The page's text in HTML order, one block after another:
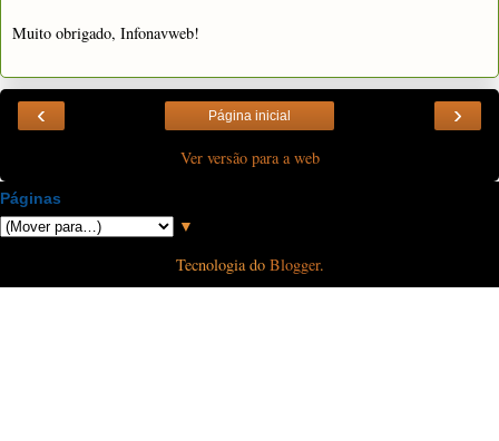
Muito obrigado, Infonavweb!
‹ ›
Página inicial
Ver versão para a web
Páginas
▼
Tecnologia do Blogger.